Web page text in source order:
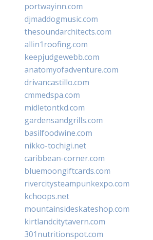
portwayinn.com
djmaddogmusic.com
thesoundarchitects.com
allin1roofing.com
keepjudgewebb.com
anatomyofadventure.com
drivancastillo.com
cmmedspa.com
midletontkd.com
gardensandgrills.com
basilfoodwine.com
nikko-tochigi.net
caribbean-corner.com
bluemoongiftcards.com
rivercitysteampunkexpo.com
kchoops.net
mountainsideskateshop.com
kirtlandcitytavern.com
301nutritionspot.com